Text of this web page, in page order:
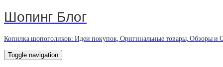
Шопинг Блог
Копилка шопоголиков: Идеи покупок, Оригинальные товары, Обзоры и
Toggle navigation